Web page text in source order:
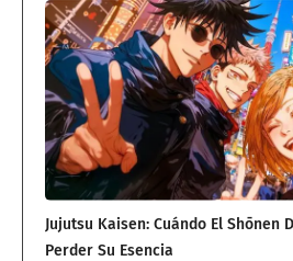
Jujutsu Kaisen: Cuándo El Shōnen
Perder Su Esencia